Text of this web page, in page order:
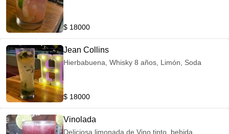
$ 18000
Jean Collins
Hierbabuena, Whisky 8 años, Limón, Soda
$ 18000
Vinolada
Deliciosa limonada de Vino tinto, bebida